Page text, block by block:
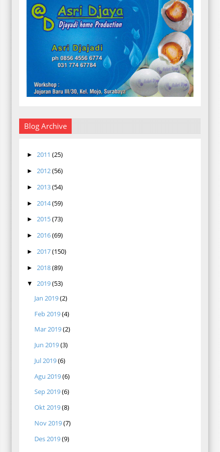
Blog Archive
► 2011 (25)
► 2012(56)
► 2013(54)
► 2014(59)
► 2015(73)
► 2016(69)
► 2017(150)
► 2018(89)
▼ 2019(53)
Jan 2019(2)
Feb 2019(4)
Mar 2019(2)
Jun 2019(3)
Jul 2019(6)
Agu 2019(6)
Sep 2019(6)
Okt 2019(8)
Nov 2019(7)
Des 2019(9)